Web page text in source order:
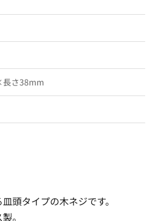
さ38mm
頭タイプの木ネジです。
。